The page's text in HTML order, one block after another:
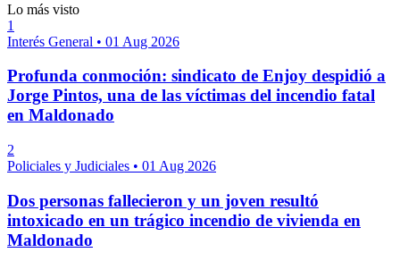
Lo más visto
1
Interés General • 01 Aug 2026
Profunda conmoción: sindicato de Enjoy despidió a
Jorge Pintos, una de las víctimas del incendio fatal
en Maldonado
2
Policiales y Judiciales • 01 Aug 2026
Dos personas fallecieron y un joven resultó
intoxicado en un trágico incendio de vivienda en
Maldonado